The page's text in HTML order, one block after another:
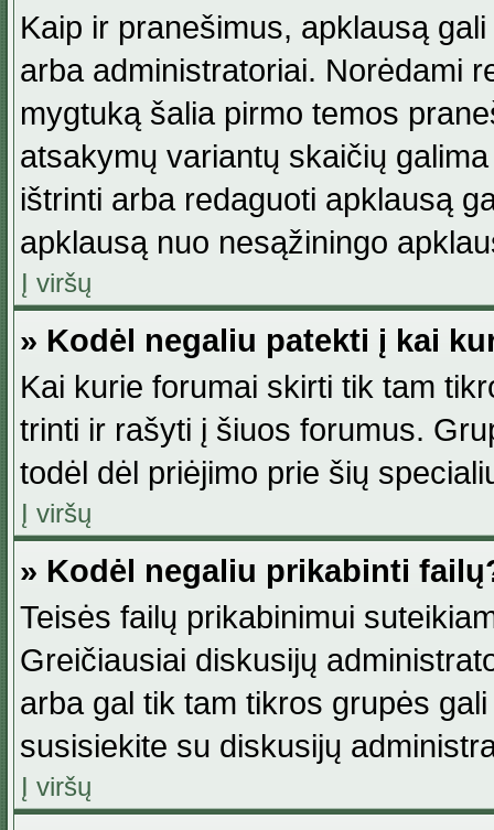
Kaip ir pranešimus, apklausą
arba administratoriai. Norėdami
mygtuką šalia pirmo temos
atsakymų variantų skaičių
ištrinti arba redaguoti apklausą
apklausą nuo nesąžiningo
Į viršų
» Kodėl negaliu patekti į kai
Kai kurie forumai skirti tik tam
trinti ir rašyti į šiuos forumus.
todėl dėl priėjimo prie šių
Į viršų
» Kodėl negaliu prikabinti
Teisės failų prikabinimui
Greičiausiai diskusijų
arba gal tik tam tikros grupės
susisiekite su diskusijų
Į viršų